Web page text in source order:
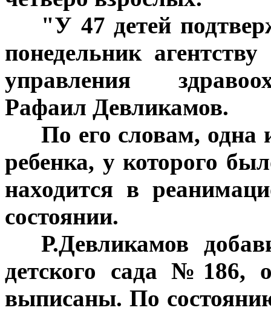
"У 47 детей
понедельник
управления
Рафаил Девликамов.
По его словам, одна
ребенка, у которого
находится в
состоянии.
Р.Девликамов
детского сада №186,
выписаны. По